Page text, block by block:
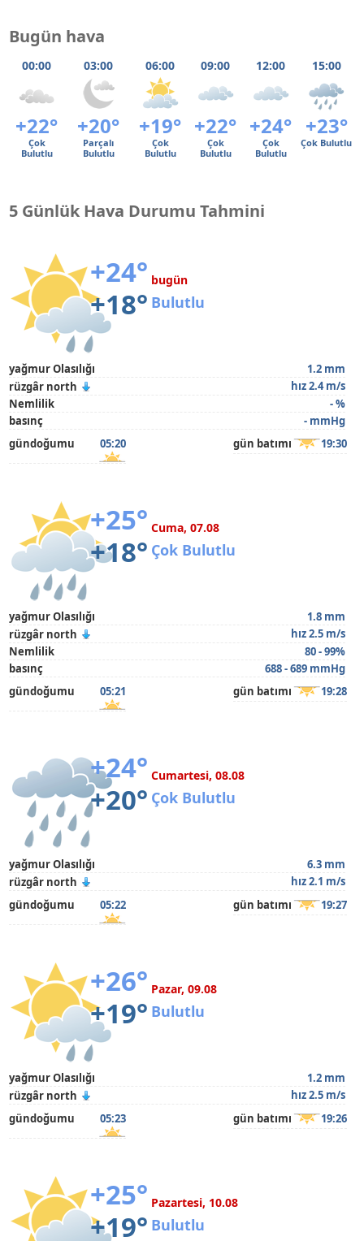
Bugün hava
00:00 03:00 06:00 09:00 12:00 15:00
+22° +20° +19° +22° +24° +23°
Çok
Bulutlu
Parçalı
Bulutlu
Çok
Bulutlu
Çok
Bulutlu
Çok
Bulutlu
Çok Bulutlu
5 Günlük Hava Durumu Tahmini
+24°
+18°
bugün
Bulutlu
yağmur Olasılığı
1.2 mm
rüzgâr north
hız 2.4 m/s
Nemlilik
- %
basınç
- mmHg
gündoğumu
05:20 gün batımı 19:30
+25°
+18°
Cuma, 07.08
Çok Bulutlu
yağmur Olasılığı
1.8 mm
rüzgâr north
hız 2.5 m/s
Nemlilik
80 - 99%
basınç
688 - 689 mmHg
gündoğumu
05:21 gün batımı 19:28
+24°
+20°
Cumartesi, 08.08
Çok Bulutlu
yağmur Olasılığı
6.3 mm
rüzgâr north
hız 2.1 m/s
gündoğumu
05:22 gün batımı 19:27
+26°
+19°
Pazar, 09.08
Bulutlu
yağmur Olasılığı
1.2 mm
rüzgâr north
hız 2.5 m/s
gündoğumu
05:23 gün batımı 19:26
+25°
+19°
Pazartesi, 10.08
Bulutlu